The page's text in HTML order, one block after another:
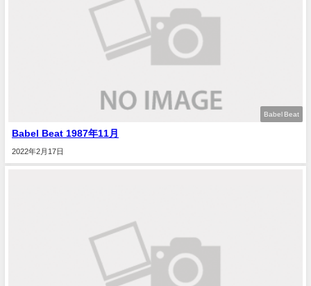
Babel Beat
Babel Beat 1987年11月
2022年2月17日